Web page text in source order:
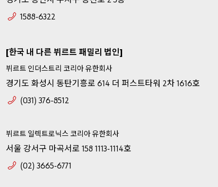
1588-6322
[한국 내 다른 뷔르트 패밀리 법인]
뷔르트 인더스트리 코리아유한회사
경기도 화성시 동탄기흥로 614 더 퍼스트타워 2차 1616호
(031) 376-8512
뷔르트 일렉트로닉스 코리아유한회사
서울 강서구 마곡서로 158 1113-1114호
(02) 3665-6771